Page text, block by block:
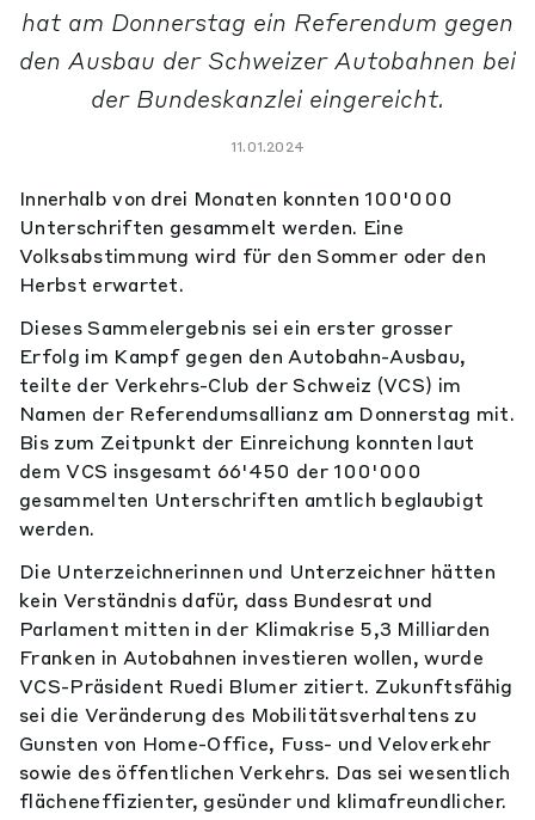
hat am Donnerstag ein Referendum gegen
den Ausbau der Schweizer Autobahnen bei
der Bundeskanzlei eingereicht.
11.01.2024
Innerhalb von drei Monaten konnten 100'000
Unterschriften gesammelt werden. Eine
Volksabstimmung wird für den Sommer oder den
Herbst erwartet.
Dieses Sammelergebnis sei ein erster grosser
Erfolg im Kampf gegen den Autobahn-Ausbau,
teilte der Verkehrs-Club der Schweiz (VCS) im
Namen der Referendumsallianz am Donnerstag mit.
Bis zum Zeitpunkt der Einreichung konnten laut
dem VCS insgesamt 66'450 der 100'000
gesammelten Unterschriften amtlich beglaubigt
werden.
Die Unterzeichnerinnen und Unterzeichner hätten
kein Verständnis dafür, dass Bundesrat und
Parlament mitten in der Klimakrise 5,3 Milliarden
Franken in Autobahnen investieren wollen, wurde
VCS-Präsident Ruedi Blumer zitiert. Zukunftsfähig
sei die Veränderung des Mobilitätsverhaltens zu
Gunsten von Home-Office, Fuss- und Veloverkehr
sowie des öffentlichen Verkehrs. Das sei wesentlich
flächeneffizienter, gesünder und klimafreundlicher.